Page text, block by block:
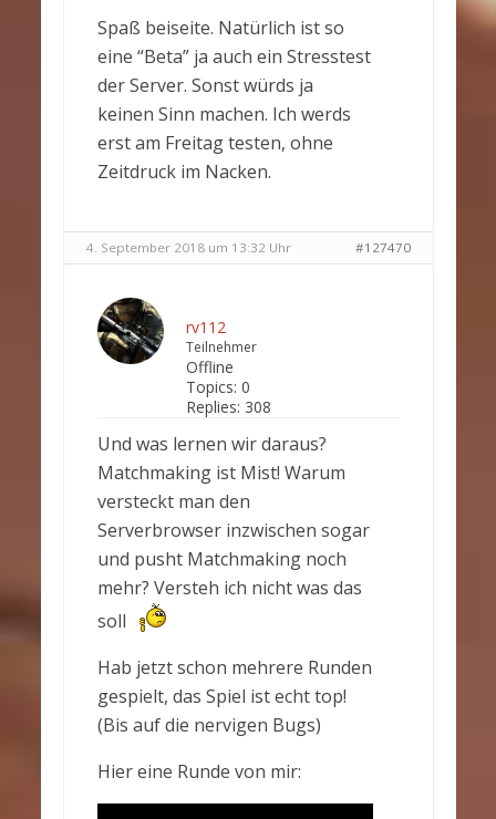
Spaß beiseite. Natürlich ist so
eine “Beta” ja auch ein Stresstest
der Server. Sonst würds ja
keinen Sinn machen. Ich werds
erst am Freitag testen, ohne
Zeitdruck im Nacken.
4. September 2018 um 13:32 Uhr #127470
rv112
Teilnehmer
Offline
Topics: 0
Replies: 308
Und was lernen wir daraus?
Matchmaking ist Mist! Warum
versteckt man den
Serverbrowser inzwischen sogar
und pusht Matchmaking noch
mehr? Versteh ich nicht was das
soll
Hab jetzt schon mehrere Runden
gespielt, das Spiel ist echt top!
(Bis auf die nervigen Bugs)
Hier eine Runde von mir: